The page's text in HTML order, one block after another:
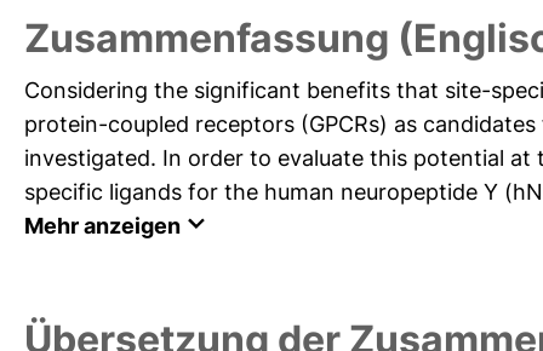
Zusammenfassung
Considering the significant benefits that site-
protein-coupled receptors (GPCRs) as
investigated. In order to evaluate this potential
specific ligands for the human neuropeptide Y
Mehr anzeigen
Übersetzung der